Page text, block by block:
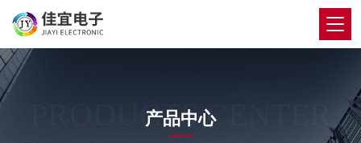
PRODUCTS CENTER
产品中心